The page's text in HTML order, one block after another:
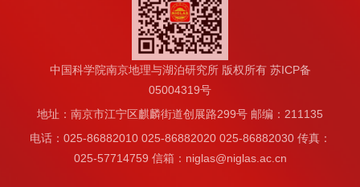
中国科学院南京地理与湖泊研究所 版权所有 苏ICP备
05004319号
地址：南京市江宁区麒麟街道创展路299号 邮编：211135
电话：025-86882010 025-86882020 025-86882030 传真：
025-57714759 信箱：niglas@niglas.ac.cn